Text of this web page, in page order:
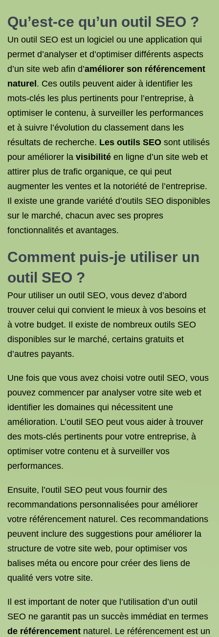
Qu’est-ce qu’un outil SEO ?
Un outil SEO est un logiciel ou une application qui
permet d’analyser et d’optimiser différents aspects
d’un site web afin d’améliorer son référencement
naturel . Ces outils peuvent aider à identifier les
mots-clés les plus pertinents pour l’entreprise, à
optimiser le contenu, à surveiller les performances
et à suivre l’évolution du classement dans les
résultats de recherche. Les outils SEO sont utilisés
pour améliorer la visibilité en ligne d’un site web et
attirer plus de trafic organique, ce qui peut
augmenter les ventes et la notoriété de l’entreprise.
Il existe une grande variété d’outils SEO disponibles
sur le marché, chacun avec ses propres
fonctionnalités et avantages.
Comment puis-je utiliser un
outil SEO ?
Pour utiliser un outil SEO, vous devez d’abord
trouver celui qui convient le mieux à vos besoins et
à votre budget. Il existe de nombreux outils SEO
disponibles sur le marché, certains gratuits et
d’autres payants.
Une fois que vous avez choisi votre outil SEO, vous
pouvez commencer par analyser votre site web et
identifier les domaines qui nécessitent une
amélioration. L’outil SEO peut vous aider à trouver
des mots-clés pertinents pour votre entreprise, à
optimiser votre contenu et à surveiller vos
performances.
Ensuite, l’outil SEO peut vous fournir des
recommandations personnalisées pour améliorer
votre référencement naturel. Ces recommandations
peuvent inclure des suggestions pour améliorer la
structure de votre site web, pour optimiser vos
balises méta ou encore pour créer des liens de
qualité vers votre site.
Il est important de noter que l’utilisation d’un outil
SEO ne garantit pas un succès immédiat en termes
de référencement naturel. Le référencement est un